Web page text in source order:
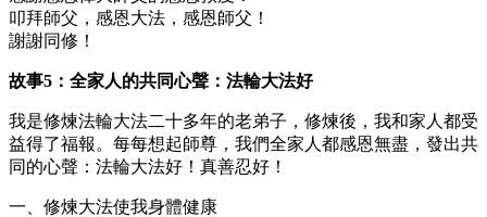
叩拜師父，感恩大法，感恩師父！
謝謝同修！
故事5：全家人的共同心聲：法輪大法好
我是修煉法輪大法二十多年的老弟子，修煉後，我和家人都受
益得了福報。每每想起師尊，我們全家人都感恩無盡，發出共
同的心聲：法輪大法好！真善忍好！
一、修煉大法使我身體健康